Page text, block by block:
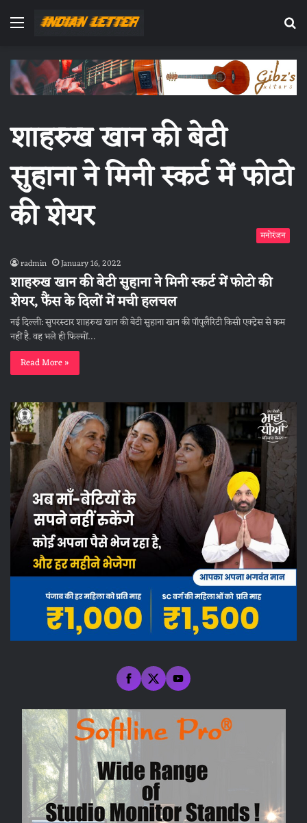
Menu
शाहरुख खान की बेटी
सुहाना ने मिनी स्कर्ट में फोटो
की शेयर
मनोरंजन
radmin
January 16, 2022
शाहरुख खान की बेटी सुहाना ने मिनी स्कर्ट में फोटो की
शेयर, फैंस के दिलों में मची हलचल
नई दिल्ली: सुपरस्टार शाहरुख खान की बेटी सुहाना खान की पॉपुलैरिटी किसी एक्ट्रेस से कम
नहीं है. वह भले ही फिल्मों…
Read More »